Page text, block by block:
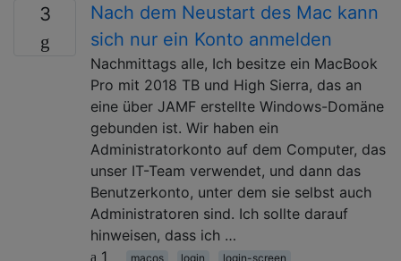
3
Nach dem Neustart des Mac kann
sich nur ein Konto anmelden
Nachmittags alle, Ich besitze ein MacBook
Pro mit 2018 TB und High Sierra, das an
eine über JAMF erstellte Windows-Domäne
gebunden ist. Wir haben ein
Administratorkonto auf dem Computer, das
unser IT-Team verwendet, und dann das
Benutzerkonto, unter dem sie selbst auch
Administratoren sind. Ich sollte darauf
hinweisen, dass ich …
1
macos login login-screen